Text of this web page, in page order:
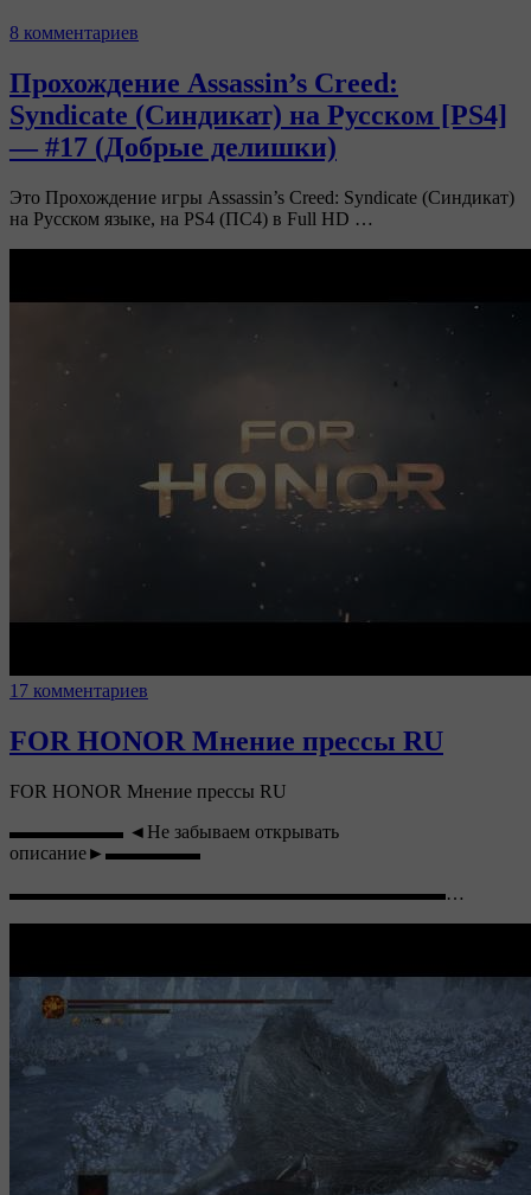
8 комментариев
Прохождение Assassin’s Creed:
Syndicate (Синдикат) на Русском [PS4]
— #17 (Добрые делишки)
Это Прохождение игры Assassin’s Creed: Syndicate (Синдикат)
на Русском языке, на PS4 (ПС4) в Full HD …
17 комментариев
FOR HONOR Мнение прессы RU
FOR HONOR Мнение прессы RU
▬▬▬▬▬▬ ◄Не забываем открывать
описание►▬▬▬▬▬
▬▬▬▬▬▬▬▬▬▬▬▬▬▬▬▬▬▬▬▬▬▬▬…